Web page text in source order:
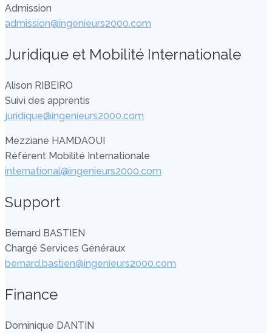
Admission
admission@ingenieurs2000.com
Juridique et Mobilité Internationale
Alison RIBEIRO
Suivi des apprentis
juridique@ingenieurs2000.com
Mezziane HAMDAOUI
Référent Mobilité Internationale
international@ingenieurs2000.com
Support
Bernard BASTIEN
Chargé Services Généraux
bernard.bastien@ingenieurs2000.com
Finance
Dominique DANTIN